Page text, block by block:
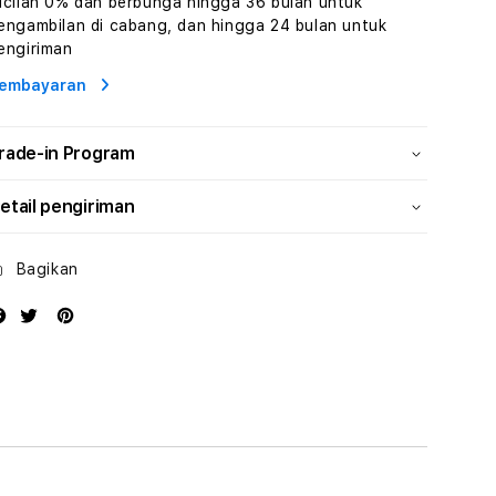
dan
Solusi
Energi
dan
Solusi
di cabang, dan hingga 24 bulan untuk
in Program
pengiriman
Bagikan